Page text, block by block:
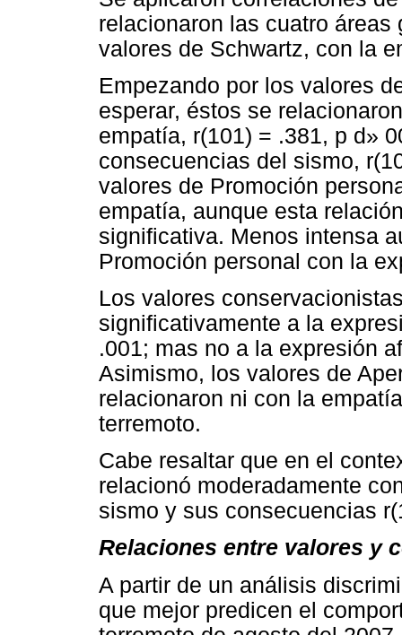
relacionaron las cuatro
valores de Schwartz, con la
Empezando por los valores
esperar, éstos se
empatía, r(101) = .381, p d»
consecuencias del sismo,
valores de Promoción
empatía, aunque esta
significativa. Menos intensa
Promoción personal con la
Los valores
significativamente a la
.001; mas no a la expresión
Asimismo, los valores de
relacionaron ni con la
terremoto.
Cabe resaltar que en el
relacionó moderadamente
sismo y sus consecuencias
Relaciones entre valores y
A partir de un análisis
que mejor predicen el